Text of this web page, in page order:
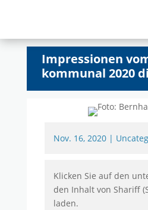
Impressionen
kommunal 2020
Nov. 16, 2020|
Klicken Sie auf den
den Inhalt von Shariff
laden.